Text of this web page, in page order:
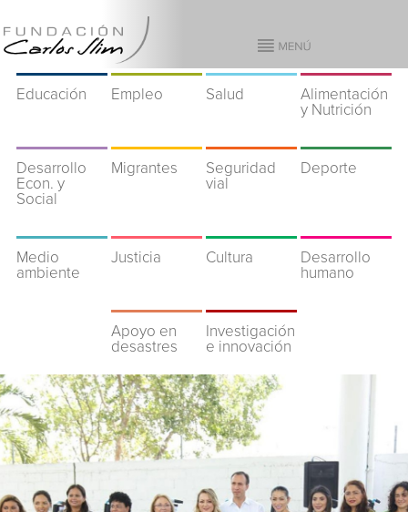
Educación Empleo Salud
Alimentación
y Nutrición
Desarrollo
Econ. y
Social
Migrantes
Seguridad
vial
Deporte
Medio
ambiente
Justicia Cultura
Desarrollo
humano
Apoyo en
desastres
Investigación
e innovación